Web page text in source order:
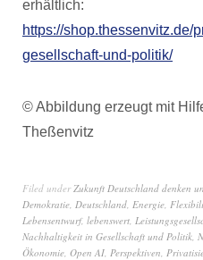
erhältlich:
https://shop.thessenvitz.de/
gesellschaft-und-politik/
© Abbildung erzeugt mit
Theßenvitz
Filed underZukunft Deutschland denken
Demokratie, Deutschland, Energie,
Lebensentwurf, lebenswert,
Nachhaltigkeit in Gesellschaft und Politik,
Ökonomie, Open AI, Perspektiven,